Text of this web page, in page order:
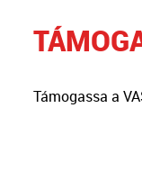
Támogassa a